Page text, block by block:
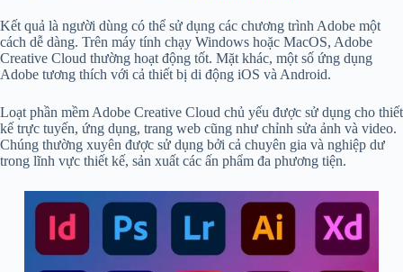
Kết quả là người dùng có thể sử dụng các chương trình Adobe một
cách dễ dàng. Trên máy tính chạy Windows hoặc MacOS, Adobe
Creative Cloud thường hoạt động tốt. Mặt khác, một số ứng dụng
Adobe tương thích với cả thiết bị di động iOS và Android.
Loạt phần mềm Adobe Creative Cloud chủ yếu được sử dụng cho thiết
kế trực tuyến, ứng dụng, trang web cũng như chỉnh sửa ảnh và video.
Chúng thường xuyên được sử dụng bởi cả chuyên gia và nghiệp dư
trong lĩnh vực thiết kế, sản xuất các ấn phẩm đa phương tiện.